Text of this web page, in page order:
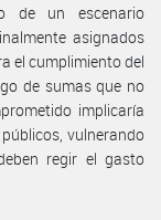
de un escenario
asignados
el cumplimiento del
de sumas que no
implicaría
vulnerando
regir el gasto